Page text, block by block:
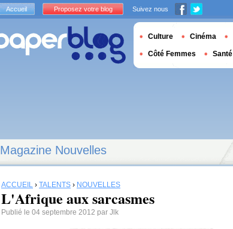
Magazine Nouvelles
ACCUEIL › TALENTS › NOUVELLES
L'Afrique aux sarcasmes
Publié le 04 septembre 2012 par Jlk
Accueil Proposez votre blog Suivez nous
Culture Cinéma
Côté Femmes Santé